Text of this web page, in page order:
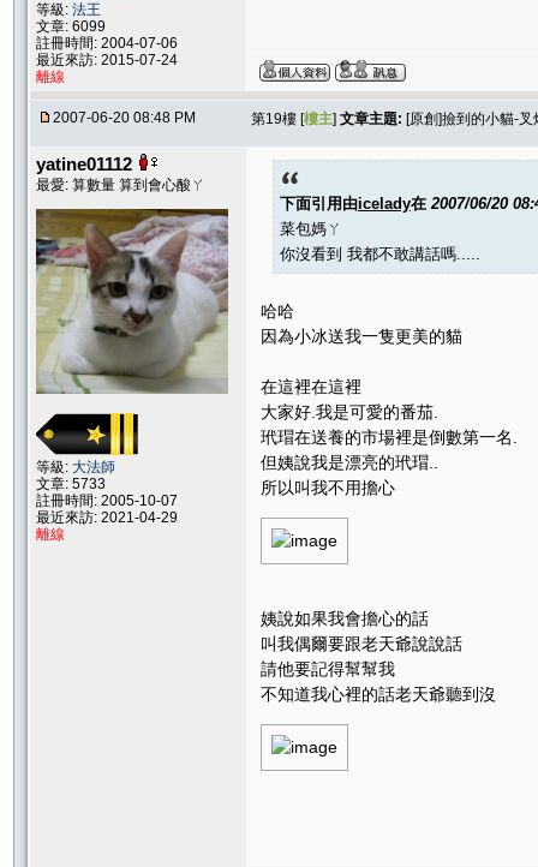
等級: 法王
文章: 6099
註冊時間: 2004-07-06
最近來訪: 2015-07-24
離線
2007-06-20 08:48 PM 第19樓 [樓主] 文章主題: [原創]撿到的小貓-叉
yatine01112
最愛: 算數量 算到會心酸ㄚ
等級: 大法師
文章: 5733
註冊時間: 2005-10-07
最近來訪: 2021-04-29
離線
下面引用由icelady在 2007/06/20
菜包媽ㄚ
你沒看到 我都不敢講話嗎.....
哈哈
因為小冰送我一隻更美的貓
在這裡在這裡
大家好.我是可愛的番茄.
玳瑁在送養的市場裡是倒數第一名.
但姨說我是漂亮的玳瑁..
所以叫我不用擔心
姨說如果我會擔心的話
叫我偶爾要跟老天爺說說話
請他要記得幫幫我
不知道我心裡的話老天爺聽到沒